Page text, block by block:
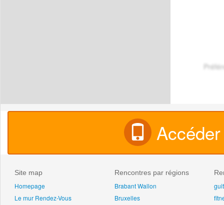
Site map
Homepage
Le mur Rendez-Vous
Rencontres par régions
Brabant Wallon
Bruxelles